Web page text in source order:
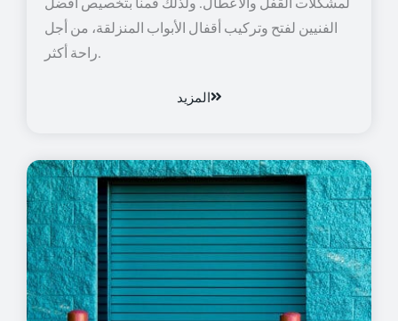
الفنيين لفتح وتركيب أقفال الأبواب المنزلقة، من أجل
راحة أكثر.
المزيد